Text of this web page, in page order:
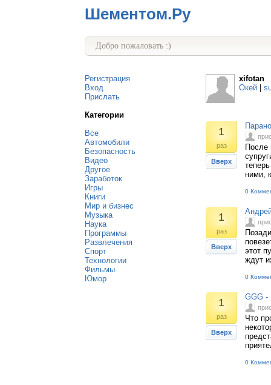
Шементом.Ру
Добро пожаловать :)
Регистрация
Вход
Прислать
Категории
Все
Автомобили
Безопасность
Видео
Другое
Заработок
Игры
Книги
Мир и бизнес
Музыка
Наука
Программы
Развлечения
Спорт
Технологии
Фильмы
Юмор
xifotan
Окей
1
раз
Вверх
После
ними,
0
1
раз
Вверх
этот
ждут
0
1
раз
Вверх
GGG -
Что
0